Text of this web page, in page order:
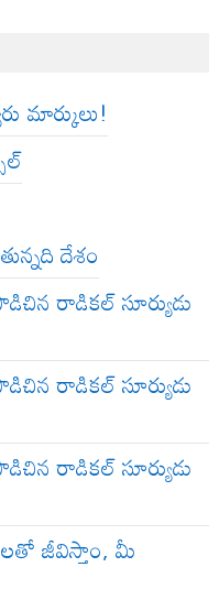
మార్కులు!
దేశం
రాడికల్ సూర్యుడు
రాడికల్ సూర్యుడు
రాడికల్ సూర్యుడు
జీవిస్తాం, మీ